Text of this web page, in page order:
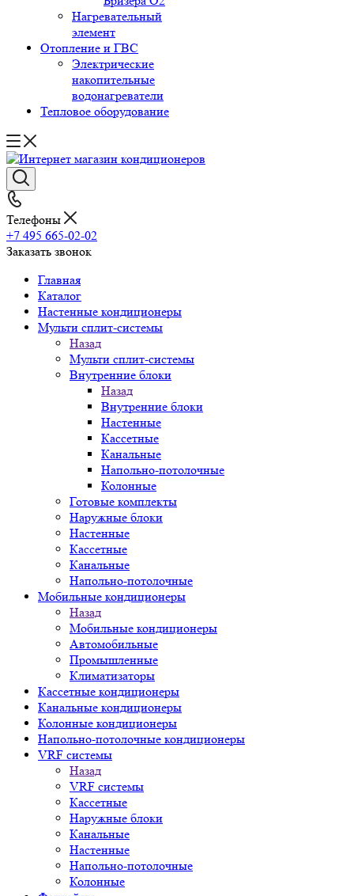
Нагревательный
элемент
Отопление и ГВС
Электрические
накопительные
водонагреватели
Тепловое оборудование
Телефоны
+7 495 665-02-02
Заказать звонок
Главная
Каталог
Настенные кондиционеры
Мульти сплит-системы
Назад
Мульти сплит-системы
Внутренние блоки
Назад
Внутренние блоки
Настенные
Кассетные
Канальные
Напольно-потолочные
Колонные
Готовые комплекты
Наружные блоки
Настенные
Кассетные
Канальные
Напольно-потолочные
Мобильные кондиционеры
Назад
Мобильные кондиционеры
Автомобильные
Промышленные
Климатизаторы
Кассетные кондиционеры
Канальные кондиционеры
Колонные кондиционеры
Напольно-потолочные кондиционеры
VRF системы
Назад
VRF системы
Кассетные
Наружные блоки
Канальные
Настенные
Напольно-потолочные
Колонные